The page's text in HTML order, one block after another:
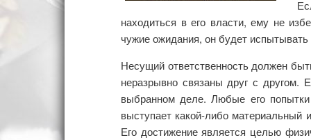
находиться в его власти, ему не
чужие ожидания, он будет
Несущий ответственность должен
неразрывно связаны друг с другом.
выбранном деле. Любые его
выступает какой-либо материальный
Его достижение является целью